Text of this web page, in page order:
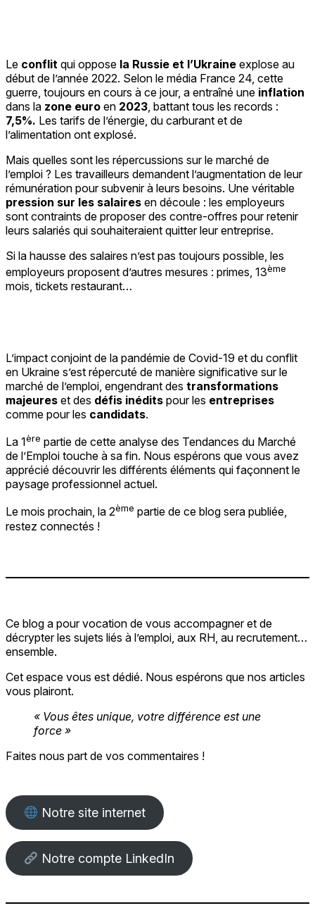
Le conflit qui oppose la Russie et l’Ukraine explose au
début de l’année 2022. Selon le média France 24, cette
guerre, toujours en cours à ce jour, a entraîné une inflation
dans la zone euro en 2023 , battant tous les records :
7,5%. Les tarifs de l’énergie, du carburant et de
l’alimentation ont explosé.
Mais quelles sont les répercussions sur le marché de
l’emploi ? Les travailleurs demandent l’augmentation de leur
rémunération pour subvenir à leurs besoins. Une véritable
pression sur les salaires en découle : les employeurs
sont contraints de proposer des contre-offres pour retenir
leurs salariés qui souhaiteraient quitter leur entreprise.
Si la hausse des salaires n’est pas toujours possible, les
employeurs proposent d’autres mesures : primes, 13ème
mois, tickets restaurant…
L’impact conjoint de la pandémie de Covid-19 et du conflit
en Ukraine s’est répercuté de manière significative sur le
marché de l’emploi, engendrant des transformations
majeures et des défis inédits pour les entreprises
comme pour les candidats.
La 1ère partie de cette analyse des Tendances du Marché
de l’Emploi touche à sa fin. Nous espérons que vous avez
apprécié découvrir les différents éléments qui façonnent le
paysage professionnel actuel.
Le mois prochain, la 2ème partie de ce blog sera publiée,
restez connectés !
Ce blog a pour vocation de vous accompagner et de
décrypter les sujets liés à l’emploi, aux RH, au recrutement…
ensemble.
Cet espace vous est dédié. Nous espérons que nos articles
vous plairont.
« Vous êtes unique, votre différence est une
force »
Faites nous part de vos commentaires !
Notre site internet
Notre compte LinkedIn